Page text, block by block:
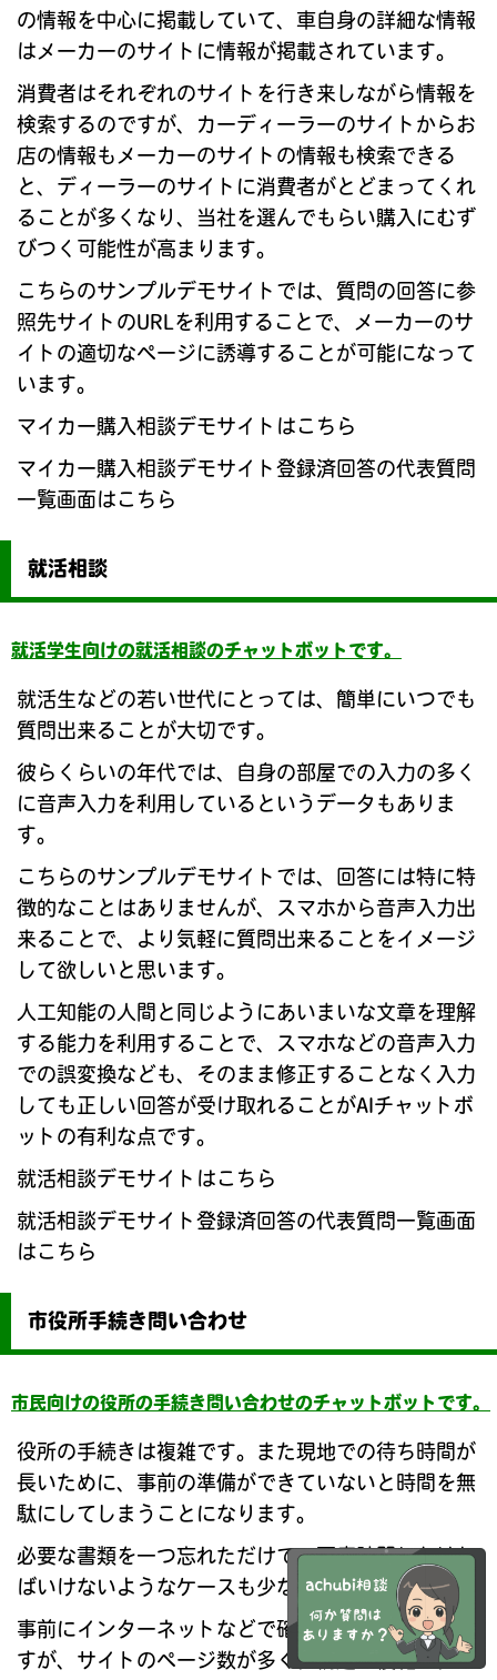
の情報を中心に掲載していて、車自身の詳細な情報
はメーカーのサイトに情報が掲載されています。
消費者はそれぞれのサイトを行き来しながら情報を
検索するのですが、カーディーラーのサイトからお
店の情報もメーカーのサイトの情報も検索できる
と、ディーラーのサイトに消費者がとどまってくれ
ることが多くなり、当社を選んでもらい購入にむず
びつく可能性が高まります。
こちらのサンプルデモサイトでは、質問の回答に参
照先サイトのURLを利用することで、メーカーのサ
イトの適切なページに誘導することが可能になって
います。
マイカー購入相談デモサイトはこちら
マイカー購入相談デモサイト登録済回答の代表質問
一覧画面はこちら
就活相談
就活学生向けの就活相談のチャットボットです。
就活生などの若い世代にとっては、簡単にいつでも
質問出来ることが大切です。
彼らくらいの年代では、自身の部屋での入力の多く
に音声入力を利用しているというデータもありま
す。
こちらのサンプルデモサイトでは、回答には特に特
徴的なことはありませんが、スマホから音声入力出
来ることで、より気軽に質問出来ることをイメージ
して欲しいと思います。
人工知能の人間と同じようにあいまいな文章を理解
する能力を利用することで、スマホなどの音声入力
での誤変換なども、そのまま修正することなく入力
しても正しい回答が受け取れることがAIチャットボ
ットの有利な点です。
就活相談デモサイトはこちら
就活相談デモサイト登録済回答の代表質問一覧画面
はこちら
市役所手続き問い合わせ
市民向けの役所の手続き問い合わせのチャットボットです。
役所の手続きは複雑です。また現地での待ち時間が
長いために、事前の準備ができていないと時間を無
駄にしてしまうことになります。
必要な書類を一つ忘れただけで、再度訪問しなけれ
ばいけないようなケースも少なくありません。
事前にインターネットなどで確認できると良いので
すが、サイトのページ数が多く、構造も複雑で、必